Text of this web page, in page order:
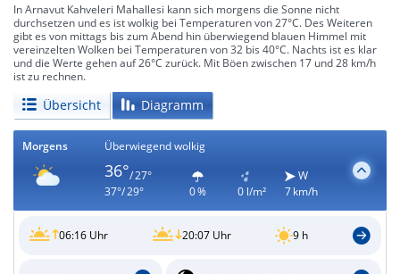
In Arnavut Kahveleri Mahallesi kann sich morgens die Sonne nicht
durchsetzen und es ist wolkig bei Temperaturen von 27°C. Des Weiteren
gibt es von mittags bis zum Abend hin überwiegend blauen Himmel mit
vereinzelten Wolken bei Temperaturen von 32 bis 40°C. Nachts ist es klar
und die Werte gehen auf 26°C zurück. Mit Böen zwischen 17 und 28 km/h
ist zu rechnen.
Übersicht Diagramm
Morgens Überwiegend wolkig
36°/ 27°
37°/ 29°
0 % 0 l/m²
W
7 km/h
06:16 Uhr 20:07 Uhr 9 h